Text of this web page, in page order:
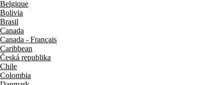
Belgique
Bolivia
Brasil
Canada
Canada - Français
Caribbean
Česká republika
Chile
Colombia